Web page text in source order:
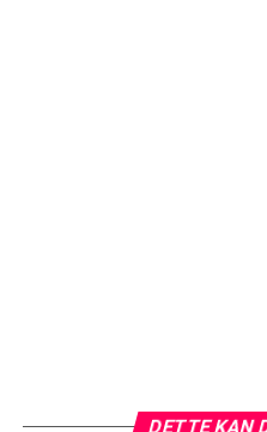
DETTE KAN